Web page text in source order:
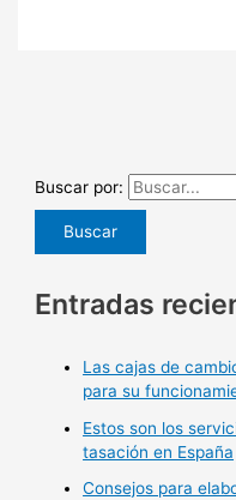
Buscar por:
Entradas
Las cajas de
para su
Estos son los
tasación en España
Consejos para